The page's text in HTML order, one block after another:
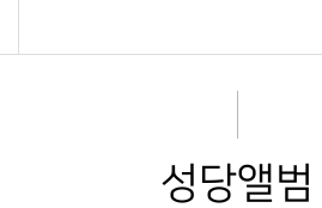
성당앨범